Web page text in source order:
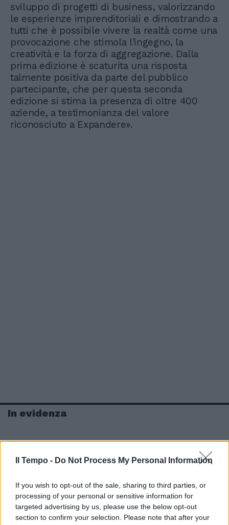
Il Tempo - Do Not Process My Personal Information
If you wish to opt-out of the sale, sharing to third parties, or
processing of your personal or sensitive information for
targeted advertising by us, please use the below opt-out
section to confirm your selection. Please note that after your
sviluppo di progetti di business, valorizzando
le esperienze imprenditoriali e dimostrando a
tutti che è possibile vivere la realtà come una
provocazione che stimola l'ingegno, la
creatività e la forza di aggregazione. Dalla
prima edizione è scaturita una risposta
talmente positiva da parte del pubblico
partecipante, che per questa seconda
edizione si stima la presenza di oltre 400
aziende, a testimonianza del valore
riconosciuto a Expandere».
In evidenza